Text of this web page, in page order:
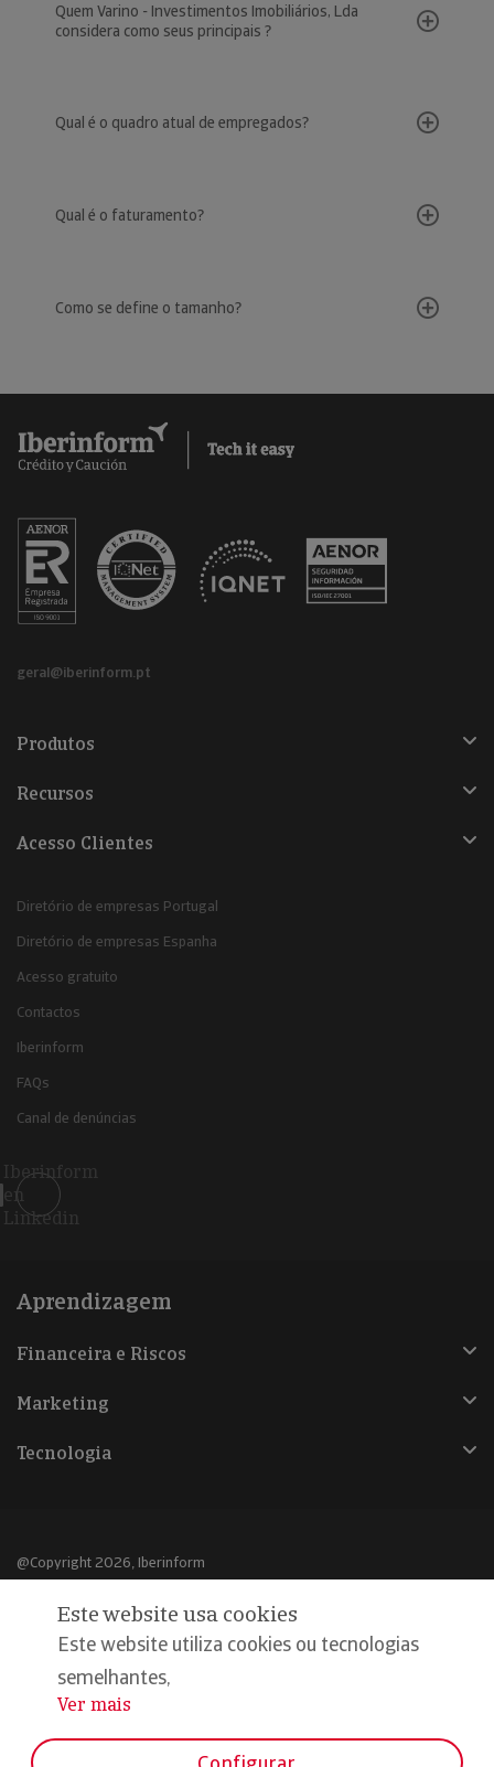
Quem Varino - Investimentos Imobiliários, Lda
considera como seus principais ?
Qual é o quadro atual de empregados?
Qual é o faturamento?
Como se define o tamanho?
geral@iberinform.pt
Produtos
Recursos
Acesso Clientes
Diretório de empresas Portugal
Diretório de empresas Espanha
Acesso gratuito
Contactos
Iberinform
FAQs
Canal de denúncias
Iberinform
en
Linkedin
Aprendizagem
Financeira e Riscos
Marketing
Tecnologia
@Copyright 2026, Iberinform
Aviso legal
Política de cookies
Declaração de privacidade
Este website usa cookies
Este website utiliza cookies ou tecnologias
semelhantes,
...
Ver mais